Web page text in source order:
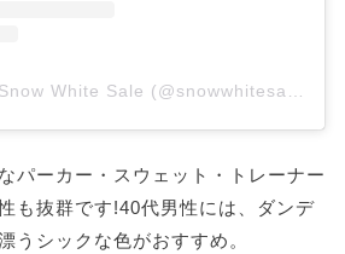
A post shared by Snow White Sale (@snowwhitesale)
パーカー・スウェット・トレーナー
も抜群です!40代男性には、ダンデ
うシックな色がおすすめ。